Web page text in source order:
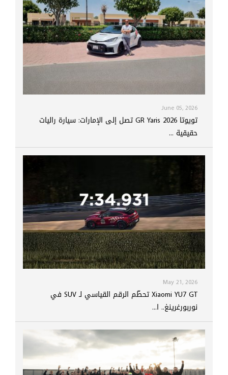
June 05, 2026
تويوتا GR Yaris 2026 تصل إلى الإمارات: سيارة راليات
حقيقية ...
May 21, 2026
Xiaomi YU7 GT تحطّم الرقم القياسي لـ SUV في
نوربورغرينغ.. ا...